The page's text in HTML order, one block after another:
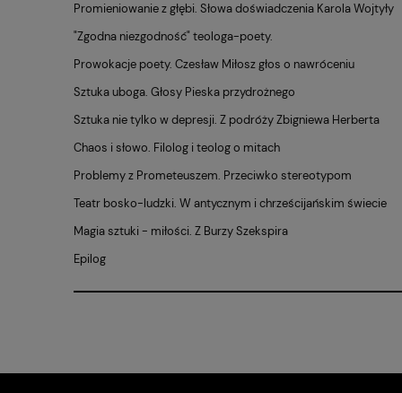
Promieniowanie z głębi. Słowa doświadczenia Karola Wojtyły
"Zgodna niezgodność" teologa-poety.
Prowokacje poety. Czesław Miłosz głos o nawróceniu
Sztuka uboga. Głosy Pieska przydrożnego
Sztuka nie tylko w depresji. Z podróży Zbigniewa Herberta
Chaos i słowo. Filolog i teolog o mitach
Problemy z Prometeuszem. Przeciwko stereotypom
Teatr bosko-ludzki. W antycznym i chrześcijańskim świecie
Magia sztuki - miłości. Z Burzy Szekspira
Epilog